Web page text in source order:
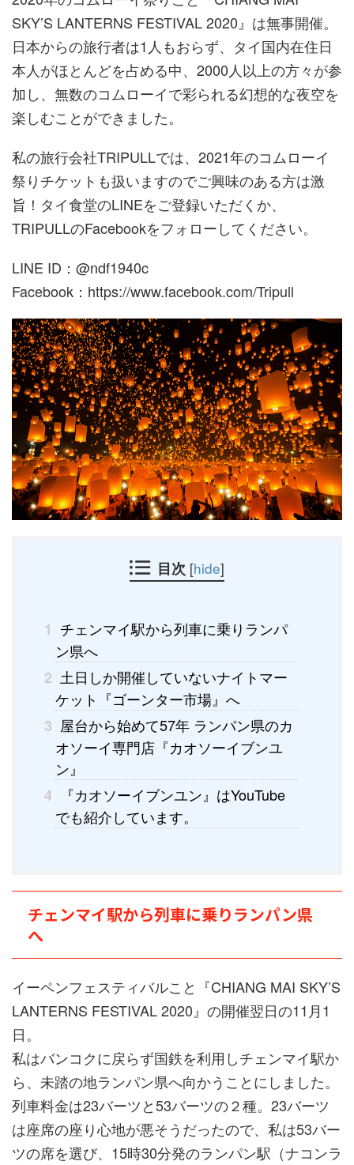
SKY’S LANTERNS FESTIVAL 2020』は無事開催。
日本からの旅行者は1人もおらず、タイ国内在住日
本人がほとんどを占める中、2000人以上の方々が参
加し、無数のコムローイで彩られる幻想的な夜空を
楽しむことができました。
私の旅行会社TRIPULLでは、2021年のコムローイ
祭りチケットも扱いますのでご興味のある方は激
旨！タイ食堂のLINEをご登録いただくか、
TRIPULLのFacebookをフォローしてください。
LINE ID：@ndf1940c
Facebook：https://www.facebook.com/Tripull
目次 [hide]
1 チェンマイ駅から列車に乗りランパ
ン県へ
2 土日しか開催していないナイトマー
ケット『ゴーンター市場』へ
3 屋台から始めて57年 ランパン県のカ
オソーイ専門店『カオソーイブンユ
ン』
4
『カオソーイブンユン』はYouTube
でも紹介しています。
チェンマイ駅から列車に乗りランパン県
へ
イーペンフェスティバルこと『CHIANG MAI SKY’S
LANTERNS FESTIVAL 2020』の開催翌日の11月1
日。
私はバンコクに戻らず国鉄を利用しチェンマイ駅か
ら、未踏の地ランパン県へ向かうことにしました。
列車料金は23バーツと53バーツの２種。23バーツ
は座席の座り心地が悪そうだったので、私は53バー
ツの席を選び、15時30分発のランパン駅（ナコンラ